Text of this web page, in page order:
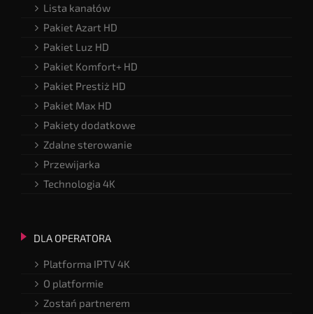
Lista kanałów
Pakiet Azart HD
Pakiet Luz HD
Pakiet Komfort+ HD
Pakiet Prestiż HD
Pakiet Max HD
Pakiety dodatkowe
Zdalne sterowanie
Przewijarka
Technologia 4K
DLA OPERATORA
Platforma IPTV 4K
O platformie
Zostań partnerem